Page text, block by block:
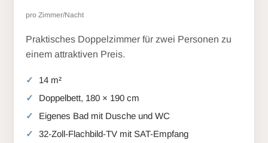
pro Zimmer/Nacht
Praktisches Doppelzimmer für zwei Personen zu
einem attraktiven Preis.
14 m²
Doppelbett, 180 × 190 cm
Eigenes Bad mit Dusche und WC
32-Zoll-Flachbild-TV mit SAT-Empfang